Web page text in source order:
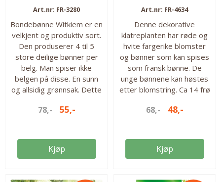
Art.nr: FR-3280
Bondebønne Witkiem er en
velkjent og produktiv sort.
Den produserer 4 til 5
store deilige bønner per
belg. Man spiser ikke
belgen på disse. En sunn
og allsidig grønnsak. Dette
sås tidlig. Bondebønner tar
der den vokser. 20 frø i
pakken. Høyde: 100cm
78,- 55,-
Kjøp
Art.nr: FR-4634
Denne dekorative
klatreplanten har røde og
hvite fargerike blomster
og bønner som kan spises
som fransk bønne. De
unge bønnene kan høstes
etter blomstring. Ca 14 frø
Såtid ute fra: mai
pakken: ca 14 stk
68,- 48,-
Kjøp